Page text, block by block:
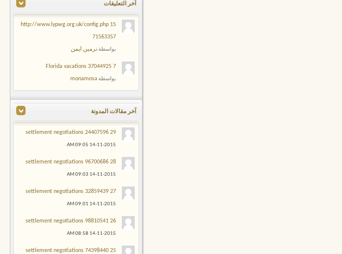
آخر التعليقات
15 http://www.lypwg.org.uk/config.php
71563357
بواسطةنرمين ايمن
7 Florida vacations 37044925
بواسطة monamosa
آخر مقالات المدونة
29 settlement negotiations 24407596
14-11-2015
09:05 AM
28 settlement negotiations 96700686
14-11-2015
09:03 AM
27 settlement negotiations 32859439
14-11-2015
09:01 AM
26 settlement negotiations 98810541
14-11-2015
08:58 AM
25 settlement negotiations 74398440